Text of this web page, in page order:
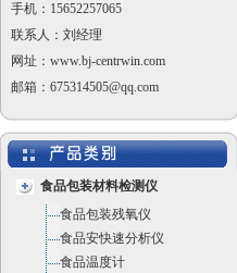
手机：15652257065
联系人：刘经理
网址：www.bj-centrwin.com
邮箱：675314505@qq.com
食品包装材料检测仪
食品包装残氧仪
食品安快速分析仪
食品温度计